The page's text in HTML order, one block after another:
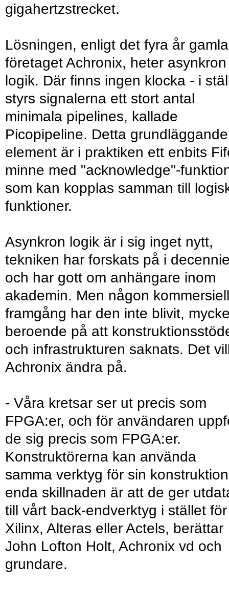
gigahertzstrecket.
Lösningen, enligt det fyra år gamla
företaget Achronix, heter asynkron
logik. Där finns ingen klocka - i
styrs signalerna ett stort antal
minimala pipelines, kallade
Picopipeline. Detta grundläggande
element är i praktiken ett enbits
minne med "acknowledge"-
som kan kopplas samman till
funktioner.
Asynkron logik är i sig inget nytt,
tekniken har forskats på i
och har gott om anhängare inom
akademin. Men någon kommersiell
framgång har den inte blivit,
beroende på att
och infrastrukturen saknats. Det
Achronix ändra på.
- Våra kretsar ser ut precis som
FPGA:er, och för användaren
de sig precis som FPGA:er.
Konstruktörerna kan använda
samma verktyg för sin
enda skillnaden är att de ger
till vårt back-endverktyg i stället för
Xilinx, Alteras eller Actels, berättar
John Lofton Holt, Achronix vd och
grundare.